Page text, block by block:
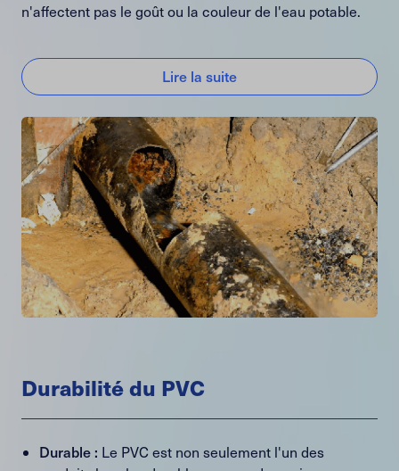
n'affectent pas le goût ou la couleur de l'eau potable.
Lire la suite
Durabilité du PVC
Durable : Le PVC est non seulement l'un des